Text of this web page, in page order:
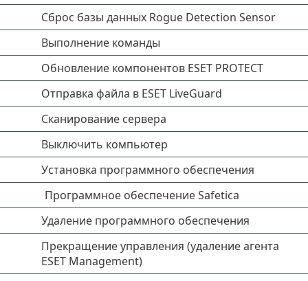
Сброс базы данных Rogue Detection Sensor
Выполнение команды
Обновление компонентов ESET PROTECT
Отправка файла в ESET LiveGuard
Сканирование сервера
Выключить компьютер
Установка программного обеспечения
Программное обеспечение Safetica
Удаление программного обеспечения
Прекращение управления (удаление агента
ESET Management)